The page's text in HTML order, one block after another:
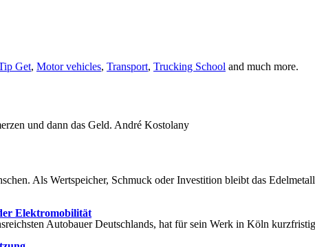
Get, Motor vehicles, Transport, Trucking School and much more.
und dann das Geld. André Kostolany
Als Wertspeicher, Schmuck oder Investition bleibt das
Elektromobilität
Autobauer Deutschlands, hat für sein Werk in Köln